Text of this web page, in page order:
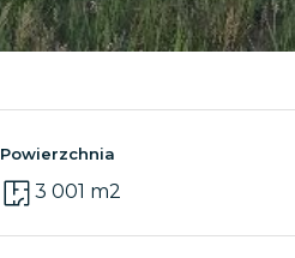
Powierzchnia
3 001 m2